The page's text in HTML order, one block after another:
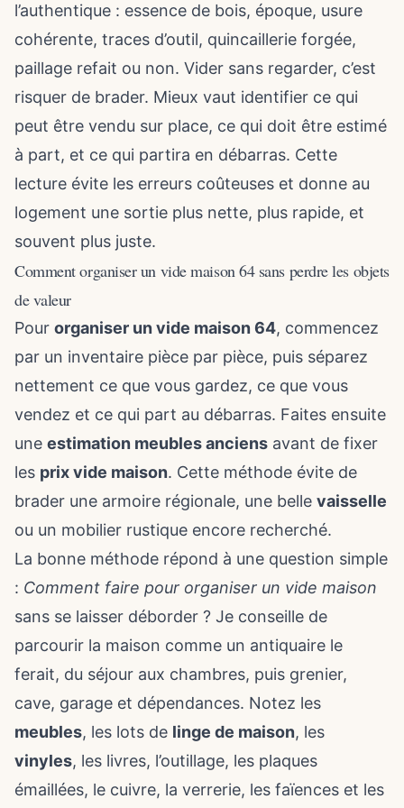
l’authentique : essence de bois, époque, usure
cohérente, traces d’outil, quincaillerie forgée,
paillage refait ou non. Vider sans regarder, c’est
risquer de brader. Mieux vaut identifier ce qui
peut être vendu sur place, ce qui doit être estimé
à part, et ce qui partira en débarras. Cette
lecture évite les erreurs coûteuses et donne au
logement une sortie plus nette, plus rapide, et
souvent plus juste.
Comment organiser un vide maison 64 sans perdre les objets
de valeur
Pour organiser un vide maison 64, commencez
par un inventaire pièce par pièce, puis séparez
nettement ce que vous gardez, ce que vous
vendez et ce qui part au débarras. Faites ensuite
une estimation meubles anciens avant de fixer
les prix vide maison. Cette méthode évite de
brader une armoire régionale, une belle vaisselle
ou un mobilier rustique encore recherché.
La bonne méthode répond à une question simple
: Comment faire pour organiser un vide maison
sans se laisser déborder ? Je conseille de
parcourir la maison comme un antiquaire le
ferait, du séjour aux chambres, puis grenier,
cave, garage et dépendances. Notez les
meubles, les lots de linge de maison, les
vinyles, les livres, l’outillage, les plaques
émaillées, le cuivre, la verrerie, les faïences et les